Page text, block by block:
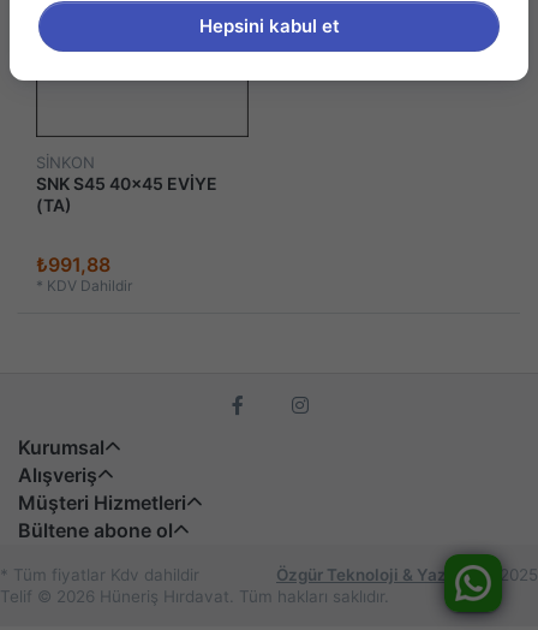
SİNKON
SNK S45 40x45 EVİYE
(TA)
₺991,88
* KDV Dahildir
Kurumsal
Alışveriş
Müşteri Hizmetleri
Bültene abone ol
* Tüm fiyatlar Kdv dahildir Özgür Teknoloji & Yazılım© 2025
Telif © 2026 Hüneriş Hırdavat. Tüm hakları saklıdır.
Hepsini kabul et